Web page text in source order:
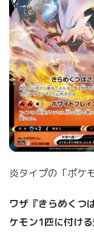
炎タイプの「ポケ
ワザ『きらめくつ
ケモン1匹に付ける